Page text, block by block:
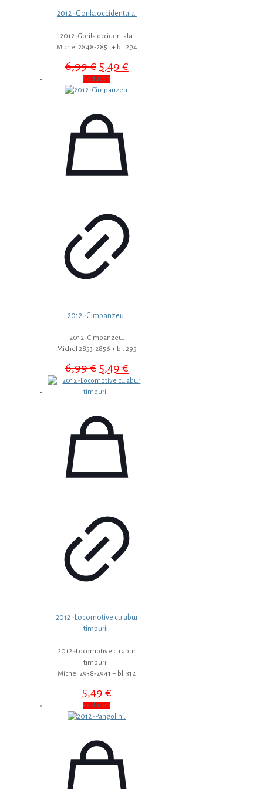
2012 -Gorila occidentala.
2012 -Gorila occidentala.
Michel 2848-2851 + bl. 294
6,99€ Prețul
inițial
a
5,49 €Prețul
curent
Reduceri
2012 -Cimpanzeu.
2012 -Cimpanzeu.
Michel 2853-2856 + bl. 295
6,99€ Prețul
inițial
a
5,49 €Prețul
curent
2012 -Locomotive cu abur
timpurii.
2012 -Locomotive cu abur
timpurii.
Michel 2938-2941 + bl. 312
5,49€
Reduceri